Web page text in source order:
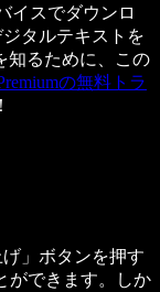
イスでダウンロ
タルテキストを
知るために、この
の無料トラ
」ボタンを押す
ができます。しか